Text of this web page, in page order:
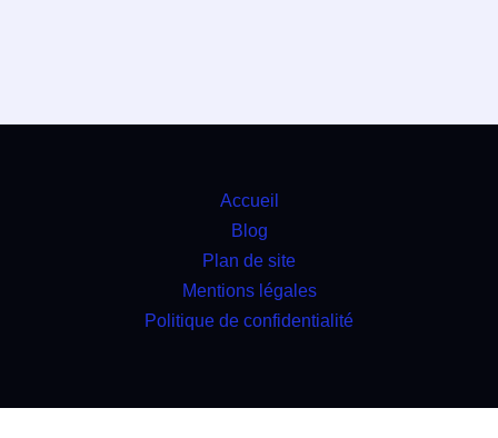
Accueil
Blog
Plan de site
Mentions légales
Politique de confidentialité